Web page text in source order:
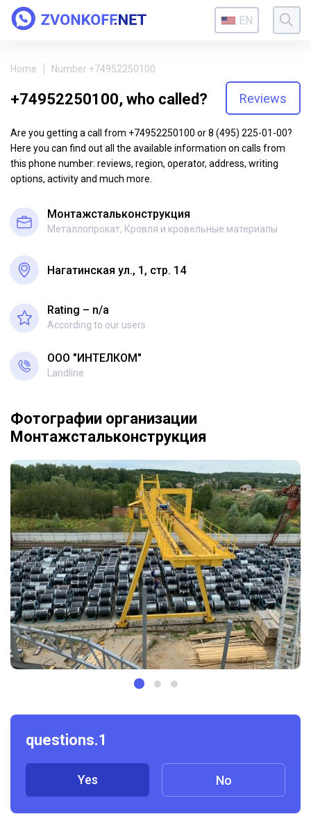
EN
Home Number +74952250100
+74952250100, who called? Reviews
Are you getting a call from +74952250100 or 8 (495) 225-01-00?
Here you can find out all the available information on calls from
this phone number: reviews, region, operator, address, writing
options, activity and much more.
Монтажстальконструкция
Металлопрокат, Кровля и кровельные материалы
Нагатинская ул., 1, стр. 14
Rating – n/a
According to our users
ООО "ИНТЕЛКОМ"
Landline
Фотографии организации
Монтажстальконструкция
questions.1
Yes No